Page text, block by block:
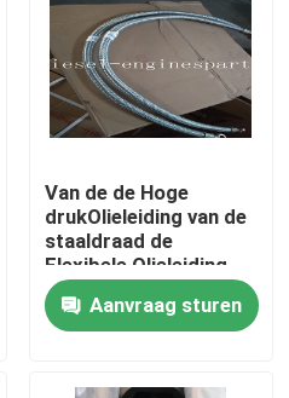
Van de de Hoge
drukOlieleiding van de
staaldraad de
Flexibele Olieleiding
van de Gekronkelde
het Skeletlaag
Aanvraag sturen